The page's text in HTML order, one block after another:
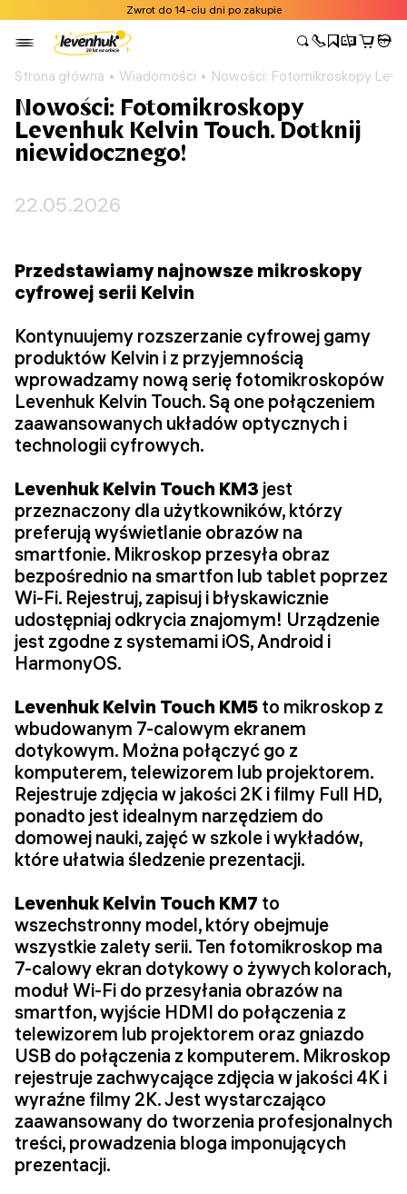
Zwrot do 14-ciu dni po zakupie
Strona główna Wiadomości Nowości: Fotomikroskopy
Nowości: Fotomikroskopy
Levenhuk Kelvin Touch. Dotknij
niewidocznego!
22.05.2026
Przedstawiamy najnowsze mikroskopy
cyfrowej serii Kelvin
Kontynuujemy rozszerzanie cyfrowej gamy
produktów Kelvin i z przyjemnością
wprowadzamy nową serię fotomikroskopów
Levenhuk Kelvin Touch. Są one połączeniem
zaawansowanych układów optycznych i
technologii cyfrowych.
Levenhuk Kelvin Touch KM3 jest
przeznaczony dla użytkowników, którzy
preferują wyświetlanie obrazów na
smartfonie. Mikroskop przesyła obraz
bezpośrednio na smartfon lub tablet poprzez
Wi-Fi. Rejestruj, zapisuj i błyskawicznie
udostępniaj odkrycia znajomym! Urządzenie
jest zgodne z systemami iOS, Android i
HarmonyOS.
Levenhuk Kelvin Touch KM5 to mikroskop z
wbudowanym 7-calowym ekranem
dotykowym. Można połączyć go z
komputerem, telewizorem lub projektorem.
Rejestruje zdjęcia w jakości 2K i filmy Full HD,
ponadto jest idealnym narzędziem do
domowej nauki, zajęć w szkole i wykładów,
które ułatwia śledzenie prezentacji.
Levenhuk Kelvin Touch KM7 to
wszechstronny model, który obejmuje
wszystkie zalety serii. Ten fotomikroskop ma
7-calowy ekran dotykowy o żywych kolorach,
moduł Wi-Fi do przesyłania obrazów na
smartfon, wyjście HDMI do połączenia z
telewizorem lub projektorem oraz gniazdo
USB do połączenia z komputerem. Mikroskop
rejestruje zachwycające zdjęcia w jakości 4K i
wyraźne filmy 2K. Jest wystarczająco
zaawansowany do tworzenia profesjonalnych
treści, prowadzenia bloga imponujących
prezentacji.